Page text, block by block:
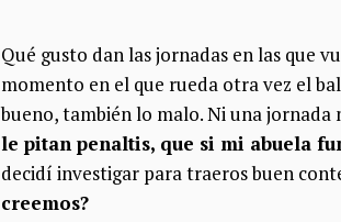
Qué gusto dan las jornadas en las que
momento en el que rueda otra vez el
bueno, también lo malo. Ni una jornada
le pitan penaltis, que si mi abuela
decidí investigar para traeros buen
creemos?